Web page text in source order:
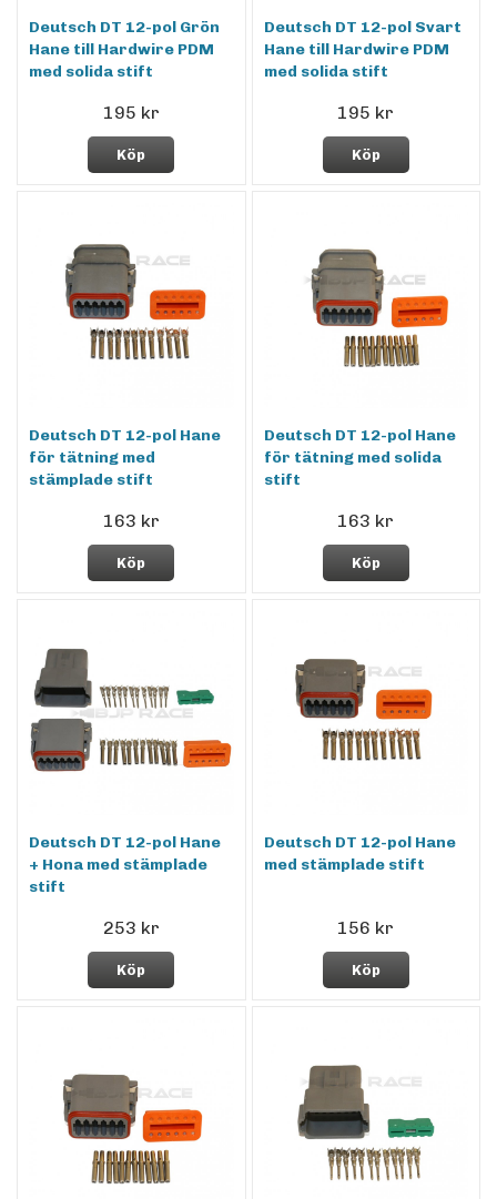
Deutsch DT 12-pol Grön
Hane till Hardwire PDM
med solida stift
195 kr
Köp
Deutsch DT 12-pol Svart
Hane till Hardwire PDM
med solida stift
195 kr
Köp
Deutsch DT 12-pol Hane
för tätning med
stämplade stift
163 kr
Köp
Deutsch DT 12-pol Hane
för tätning med solida
stift
163 kr
Köp
Deutsch DT 12-pol Hane
+ Hona med stämplade
stift
253 kr
Köp
Deutsch DT 12-pol Hane
med stämplade stift
156 kr
Köp